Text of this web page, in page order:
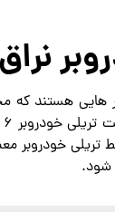
نراق
هایی هستند
خودروبر
شود.